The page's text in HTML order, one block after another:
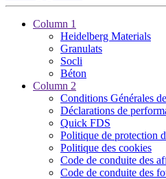
Column 1
Heidelberg Materials
Granulats
Socli
Béton
Column 2
Conditions Générales
Déclarations de
Quick FDS
Politique de protection
Politique des cookies
Code de conduite des
Code de conduite des